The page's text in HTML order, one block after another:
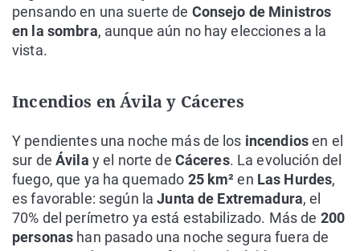
pensando en una suerte de Consejo de Ministros
en la sombra, aunque aún no hay elecciones a la
vista.
Incendios en Ávila y Cáceres
Y pendientes una noche más de los incendiosen el
sur de Ávila y el norte de Cáceres. La evolución del
fuego, que ya ha quemado 25 km² en Las Hurdes,
es favorable: según laJunta de Extremadura, el
70% del perímetro ya está estabilizado. Más de 200
personas han pasado una noche segura fuera de